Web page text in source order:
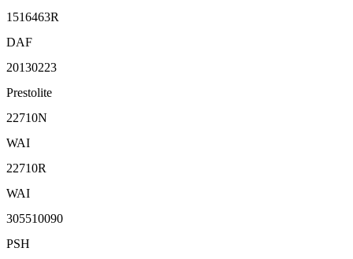
1516463R
DAF
20130223
Prestolite
22710N
WAI
22710R
WAI
305510090
PSH